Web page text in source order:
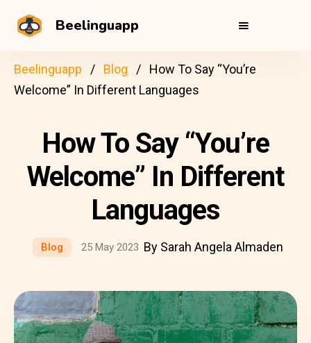
Beelinguapp
Beelinguapp Blog
How To Say “You’re
Welcome” In Different Languages
How To Say “You’re
Welcome” In Different
Languages
Blog 25 May 2023 By Sarah Angela Almaden